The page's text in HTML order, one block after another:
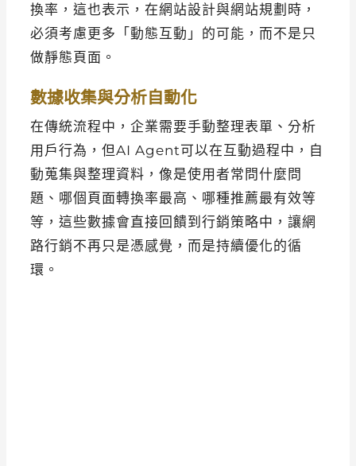
換率，這也表示，在網站設計與網站規劃時，
必須考慮更多「動態互動」的可能，而不是只
做靜態頁面。
數據收集與分析自動化
在傳統流程中，企業需要手動整理表單、分析
用戶行為，但AI Agent可以在互動過程中，自
動蒐集與整理資料，像是使用者常問什麼問
題、哪個頁面轉換率最高、哪種推薦最有效等
等，這些數據會直接回饋到行銷策略中，讓網
路行銷不再只是憑感覺，而是持續優化的循
環。